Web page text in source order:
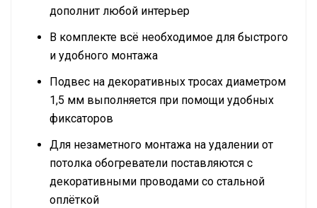
дополнит любой интерьер
В комплекте всё необходимое для быстрого
и удобного монтажа
Подвес на декоративных тросах диаметром
1,5 мм выполняется при помощи удобных
фиксаторов
Для незаметного монтажа на удалении от
потолка обогреватели поставляются с
декоративными проводами со стальной
оплёткой